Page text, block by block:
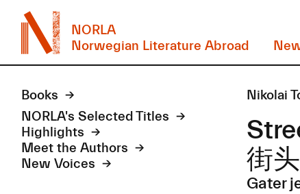
NORLA
Norwegian Literature Abroad
Books
NORLA's Selected Titles
Highlights
Meet the Authors
New Voices
Nikolai
街头
Gater